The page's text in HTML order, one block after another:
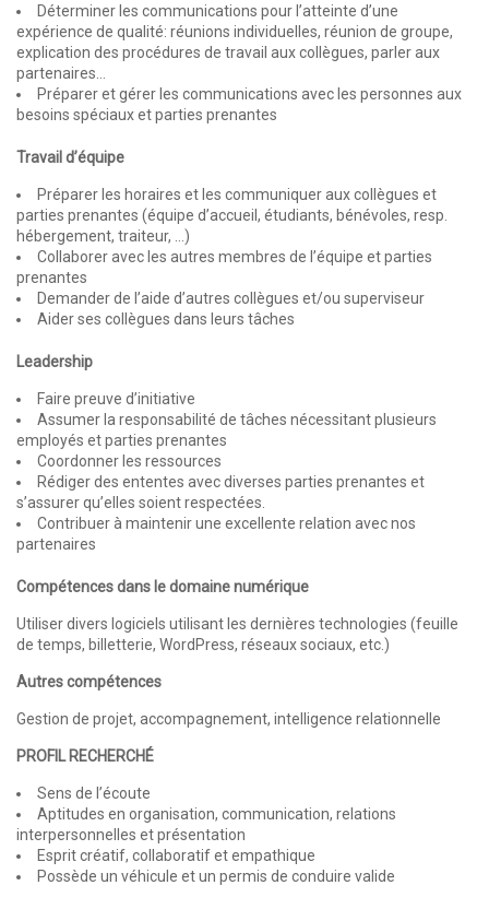
Déterminer les communications pour l’atteinte d’une
expérience de qualité: réunions individuelles, réunion de groupe,
explication des procédures de travail aux collègues, parler aux
partenaires…
Préparer et gérer les communications avec les personnes aux
besoins spéciaux et parties prenantes
Travail d’équipe
Préparer les horaires et les communiquer aux collègues et
parties prenantes (équipe d’accueil, étudiants, bénévoles, resp.
hébergement, traiteur, …)
Collaborer avec les autres membres de l’équipe et parties
prenantes
Demander de l’aide d’autres collègues et/ou superviseur
Aider ses collègues dans leurs tâches
Leadership
Faire preuve d’initiative
Assumer la responsabilité de tâches nécessitant plusieurs
employés et parties prenantes
Coordonner les ressources
Rédiger des ententes avec diverses parties prenantes et
s’assurer qu’elles soient respectées.
Contribuer à maintenir une excellente relation avec nos
partenaires
Compétences dans le domaine numérique
Utiliser divers logiciels utilisant les dernières technologies (feuille
de temps, billetterie, WordPress, réseaux sociaux, etc.)
Autres compétences
Gestion de projet, accompagnement, intelligence relationnelle
PROFIL RECHERCHÉ
Sens de l’écoute
Aptitudes en organisation, communication, relations
interpersonnelles et présentation
Esprit créatif, collaboratif et empathique
Possède un véhicule et un permis de conduire valide